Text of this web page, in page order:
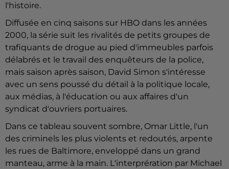
l'histoire.
Diffusée en cinq saisons sur HBO dans les années
2000, la série suit les rivalités de petits groupes de
trafiquants de drogue au pied d'immeubles parfois
délabrés et le travail des enquêteurs de la police,
mais saison après saison, David Simon s'intéresse
avec un sens poussé du détail à la politique locale,
aux médias, à l'éducation ou aux affaires d'un
syndicat d'ouvriers portuaires.
Dans ce tableau souvent sombre, Omar Little, l'un
des criminels les plus violents et redoutés, arpente
les rues de Baltimore, enveloppé dans un grand
manteau, arme à la main. L'interprération par Michael